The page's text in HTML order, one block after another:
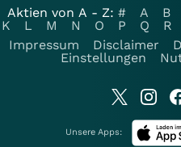
Aktien von A - Z: # A B
K
L M N O P Q R
Impressum
Disclaimer
Einstellungen
Unsere Apps: